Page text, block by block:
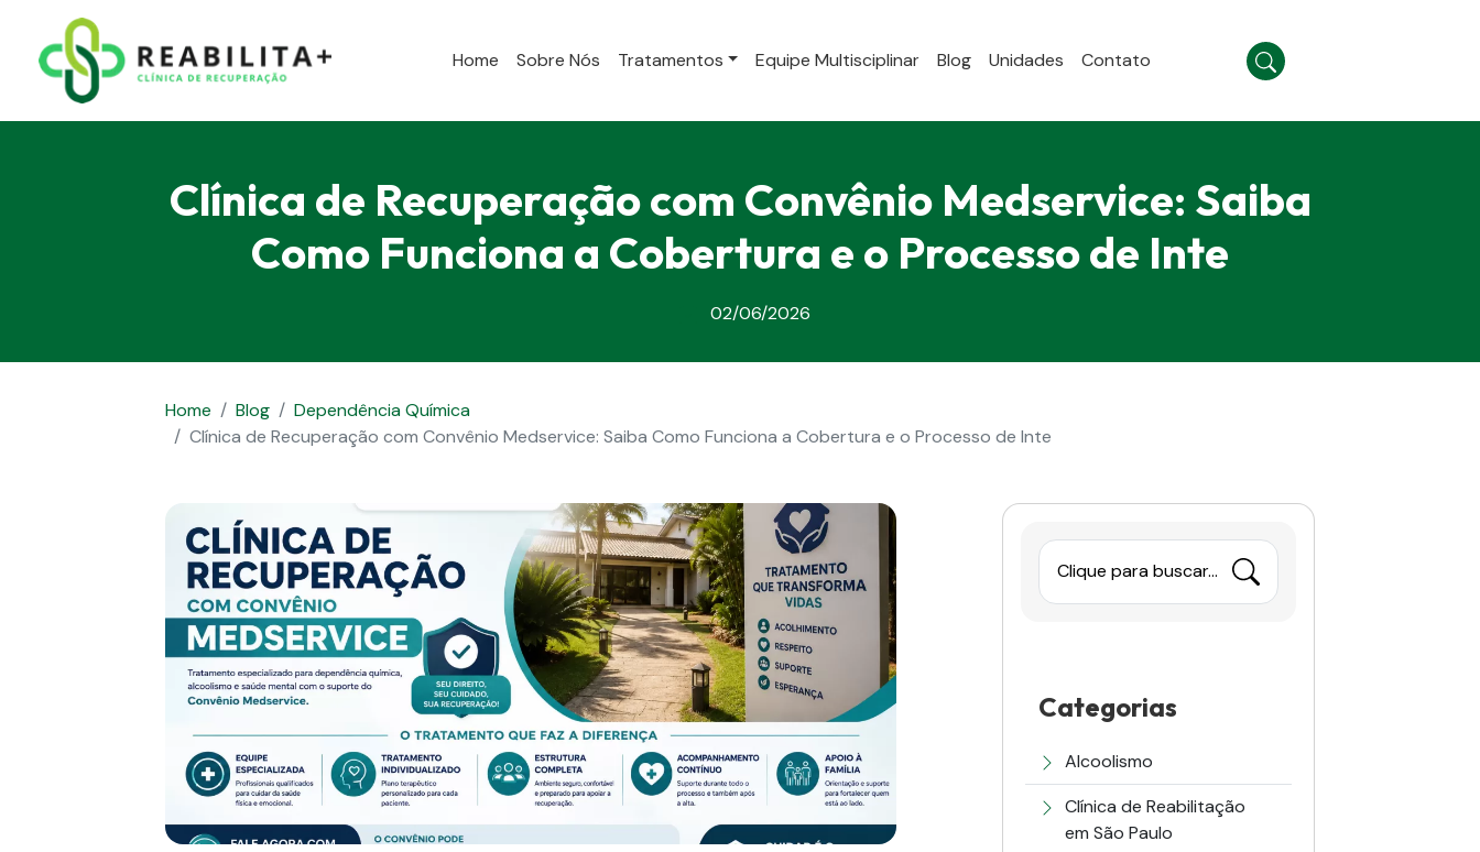
Home Sobre Nós Tratamentos Equipe Multisciplinar Blog Unidades Contato
Clínica de Recuperação com Convênio Medservice: Saiba
Como Funciona a Cobertura e o Processo de Inte
02/06/2026
Home Blog
Dependência Química
Clínica de Recuperação com Convênio Medservice: Saiba Como Funciona a Cobertura e o Processo de Inte
Clique para buscar...
Categorias
Alcoolismo
Clínica de Reabilitação
em São Paulo